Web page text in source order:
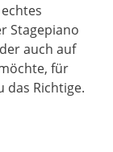
Stagepiano
auch auf
für
das Richtige.